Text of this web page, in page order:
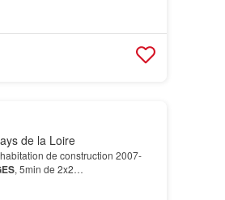
de la Loire
de construction 2007-
, 5min de 2x2